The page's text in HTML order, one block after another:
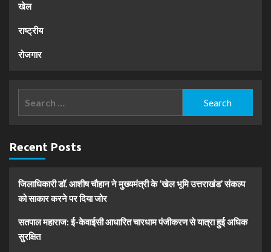
खेल
राष्ट्रीय
रोजगार
Recent Posts
जिलाधिकारी डॉ. आशीष चौहान ने मुख्यमंत्री के ‘खेल भूमि उत्तराखंड’ संकल्प
को साकार करने पर दिया जोर
सतपाल महाराज: ई-केवाईसी आधारित चारधाम पंजीकरण से यात्रा हुई अधिक
सुरक्षित